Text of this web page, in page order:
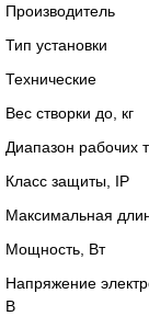
Производитель
Тип установки
Технические
Вес створки до, кг
Диапазон рабочих
Класс защиты, IP
Максимальная
Мощность, Вт
Напряжение
В